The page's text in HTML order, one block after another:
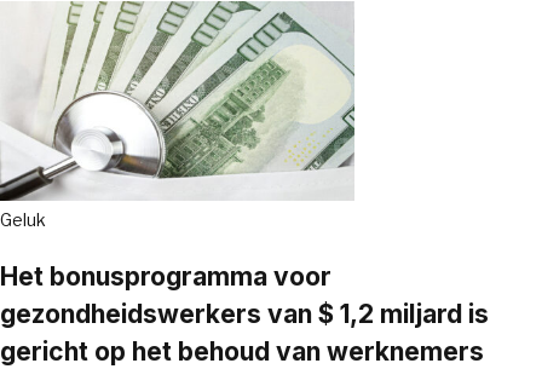
Geluk
Het bonusprogramma voor
gezondheidswerkers van $ 1,2 miljard is
gericht op het behoud van werknemers